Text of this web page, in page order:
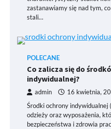
zastanawiamy się nad tym,
stali…
POLECANE
Co zalicza się do
indywidualnej?
admin 16 kwietnia,
Środki ochrony indywidualnej
odzieży oraz wyposażenia,
bezpieczeństwa i zdrowia